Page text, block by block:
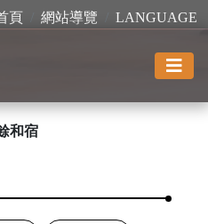
頁 網站導覽 LANGUAGE
和宿